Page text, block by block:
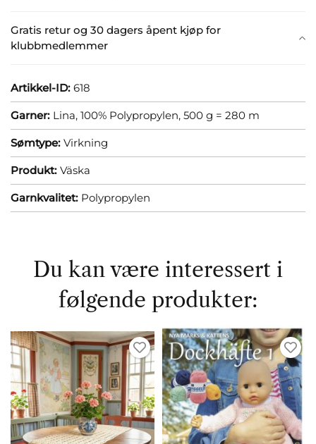
Gratis retur og 30 dagers åpent kjøp for
klubbmedlemmer
Artikkel-ID: 618
Garner: Lina, 100% Polypropylen, 500 g = 280 m
Sømtype: Virkning
Produkt: Väska
Garnkvalitet: Polypropylen
Du kan være interessert i
følgende produkter: